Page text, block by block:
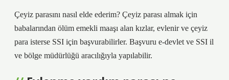
Çeyiz parasını nasıl elde ederim? Çeyiz parası almak için
babalarından ölüm emekli maaşı alan kızlar, evlenir ve çeyiz
para isterse SSI için başvurabilirler. Başvuru e-devlet ve SSI il
ve bölge müdürlüğü aracılığıyla yapılabilir.